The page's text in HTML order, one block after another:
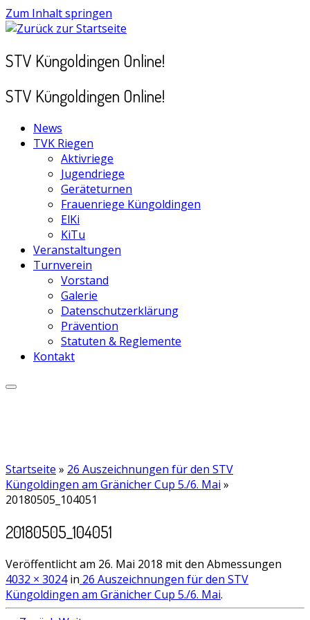
Zum Inhalt springen
STV Küngoldingen Online!
STV Küngoldingen Online!
News
TVK Riegen
Aktivriege
Jugendriege
Geräteturnen
Frauenriege Küngoldingen
ElKi
KiTu
Veranstaltungen
Turnverein
Vorstand
Galerie
Datenschutzerklärung
Prävention
Statuten & Reglemente
Kontakt
Startseite » 26 Auszeichnungen für den STV
Küngoldingen am Gränicher Cup 5./6. Mai »
20180505_104051
20180505_104051
Veröffentlicht am 26. Mai 2018 mit den Abmessungen
4032 × 3024in 26 Auszeichnungen für den STV
Küngoldingen am Gränicher Cup 5./6. Mai.